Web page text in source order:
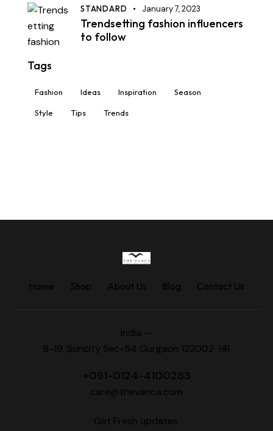
STANDARD January 7, 2023
Trendsetting fashion influencers
to follow
Tags
Fashion Ideas Inspiration Season
Style Tips Trends
Home Shop About Us Blog Contact Us
India —
B-19 ,Suncity Sec-54 Gurgaon 122002 HR
+091-0124-4100283
care@thevanca.com
Get Fresh updates.